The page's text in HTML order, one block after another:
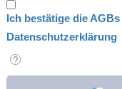
Ich bestätige die
Datenschutzerklärung